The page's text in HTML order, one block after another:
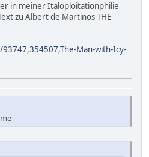
in meiner Italoploitationphilie
zu Albert de Martinos THE
Man-with-Icy-